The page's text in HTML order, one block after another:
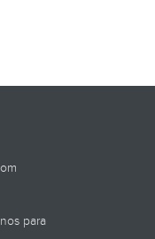
para